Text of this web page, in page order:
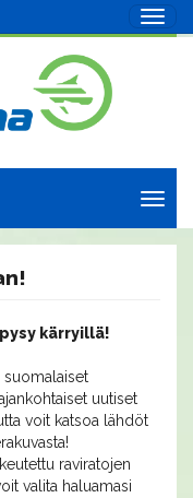
kärryillä!
suomalaiset
uutiset
voit katsoa lähdöt
raviratojen
valita haluamasi